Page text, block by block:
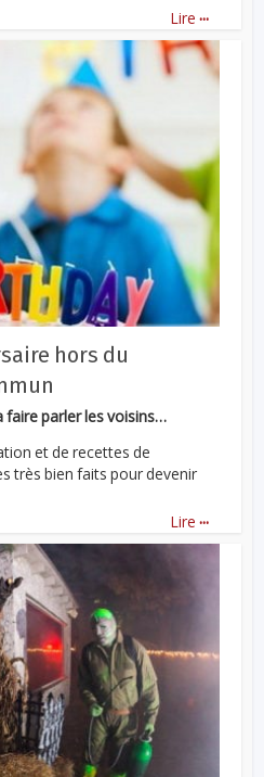
Lire ...
hors du
faire parler les voisins…
et de recettes de
très bien faits pour devenir
Lire ...